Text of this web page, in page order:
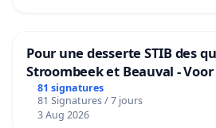
Pour une desserte STIB des
Stroombeek et Beauval -
bediening van de wijken
Voor
81 signatures
81 Signatures / 7 jours
3 Aug 2026